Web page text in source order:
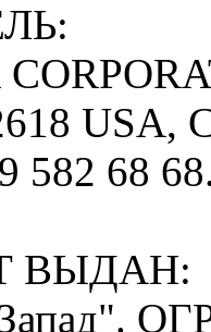
USA,
582 68
ВЫДАН: